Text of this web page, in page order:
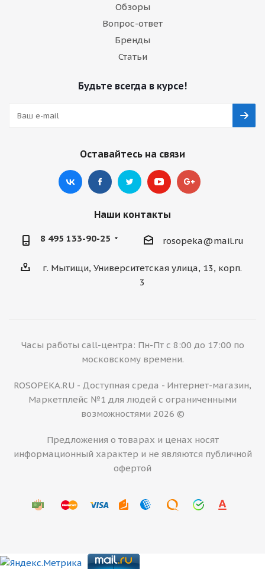
Обзоры
Вопрос-ответ
Бренды
Статьи
Будьте всегда в курсе!
Оставайтесь на связи
Наши контакты
8 495 133-90-25 rosopeka@mail.ru
г. Мытищи, Университетская улица, 13, корп.
3
Часы работы call-центра: Пн-Пт с 8:00 до 17:00 по
московскому времени.
ROSOPEKA.RU - Доступная среда - Интернет-магазин,
Маркетплейс №1 для людей с ограниченными
возможностями 2026 ©
Предложения о товарах и ценах носят
информационный характер и не являются публичной
офертой